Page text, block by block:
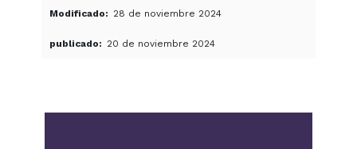
Modificado 28 de noviembre 2024
publicado 20 de noviembre 2024